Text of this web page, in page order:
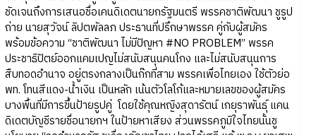
ชัดเจนถึงการเสนอชื่อเคนดิเดตนายกรัฐมนตรี พรรคชาติพัฒนา ชูรูป
ถ่าย นายสุวัจน์ ลิปตพัลลภ ประธานที่ปรึกษาพรรค คู่กับผู้สมัคร
พร้อมข้อความ “ชาติพัฒนา ไม่มีปัญหา #NO PROBLEM” พรรค
ประชาธิปัตย์ออกแคมเปญไม่สนับสนุนคนโกง และไม่สนับสนุนการ
สืบทอดอำนาจ อยู่ตรงกลางเป็นก๊กที่สาม พรรคเพื่อไทยเอง ใช้ตัวย่อ
พท. โทนสีแดง-น้ำเงิน เป็นหลัก เน้นตัวโลโก้และหมายเลขของผู้สมัคร
บางพื้นที่มีการขึ้นป้ายรูปคู่ โดยใช้คุณหญิงสุดารัตน์ เกยุราพันธุ์ แคน
ดิเดตบัญชีรายชื่อนายกฯ ในป้ายหาเสียง ส่วนพรรคภูมิใจไทยนั้นชู